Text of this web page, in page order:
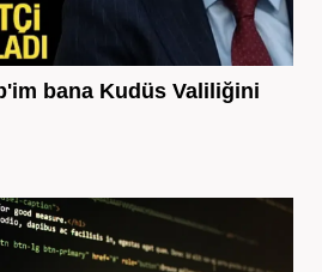
bana Kudüs Valiliğini